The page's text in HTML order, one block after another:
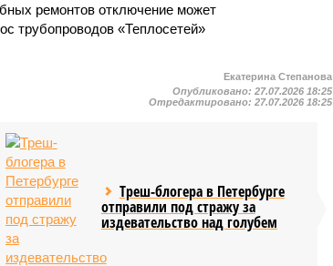
ремонтов отключение может
трубопроводов «Теплосетей»
Екатерина Степанова
Опубликовано:27.07.2026 18:25
Отредактировано:27.07.2026 18:25
Треш-блогера в Петербурге
отправили под стражу за
издевательство над голубем